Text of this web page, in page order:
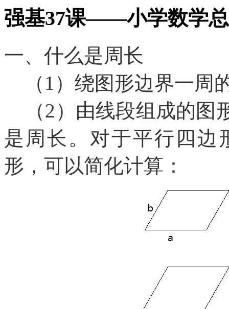
强基37课——小学数学
一、什么是周长
（1）绕图形边界一周
（2）由线段组成的图
是周长。对于平行四边
形，可以简化计算：